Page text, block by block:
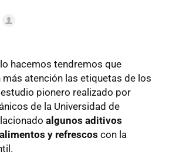
hacemos tendremos que
más atención las etiquetas de los
pionero realizado por
de la Universidad de
algunos aditivos
y refrescos con la